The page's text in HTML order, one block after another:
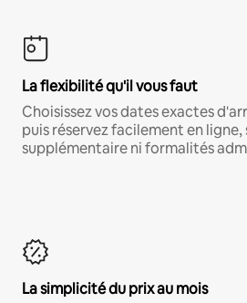
La flexibilité qu'il vous faut
Choisissez vos dates exactes
puis réservez facilement en
supplémentaire ni formalités
La simplicité du prix au mois